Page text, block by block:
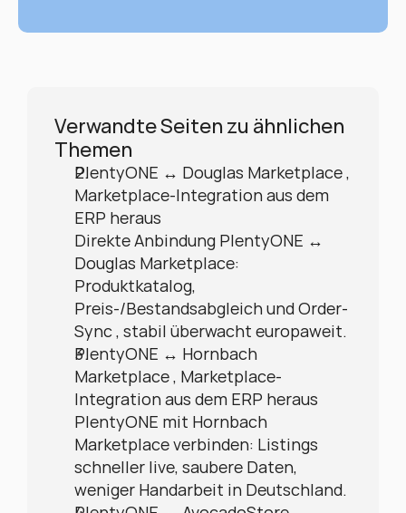
Verwandte Seiten zu ähnlichen
Themen
PlentyONE ↔ Douglas Marketplace ,
Marketplace-Integration aus dem
ERP heraus
Direkte Anbindung PlentyONE ↔
Douglas Marketplace:
Produktkatalog,
Preis-/Bestandsabgleich und Order-
Sync , stabil überwacht europaweit.
PlentyONE ↔ Hornbach
Marketplace , Marketplace-
Integration aus dem ERP heraus
PlentyONE mit Hornbach
Marketplace verbinden: Listings
schneller live, saubere Daten,
weniger Handarbeit in Deutschland.